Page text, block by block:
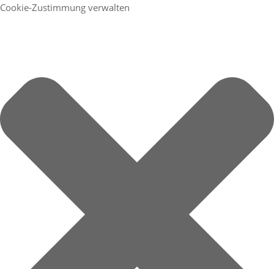
Cookie-Zustimmung verwalten